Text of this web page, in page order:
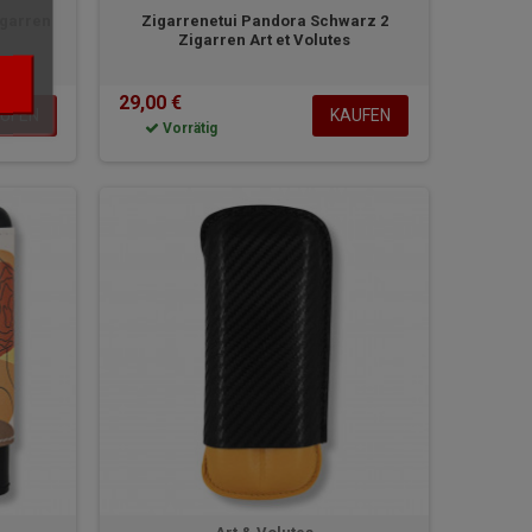
Zigarrenetui Pandora Schwarz 2
Zigarren Art et Volutes
29,00 €
Vorrätig
KAUFEN